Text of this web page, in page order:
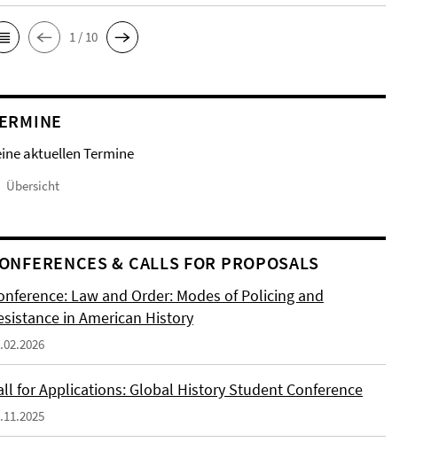
1 / 10
aktuellen Termine
Übersicht
& CALLS FOR PROPOSALS
Law and Order: Modes of Policing and
in American History
for Applications: Global History Student Conference